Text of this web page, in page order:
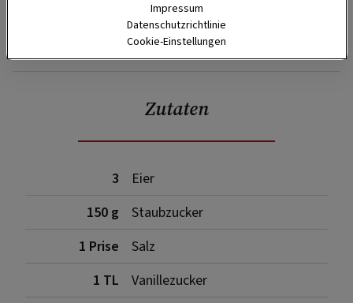
SPEICHERN DRUCKEN
Zutaten
3
Eier
150 g
Staubzucker
1 Prise
Salz
1 TL
Vanillezucker
Impressum
Datenschutzrichtlinie
Cookie-Einstellungen